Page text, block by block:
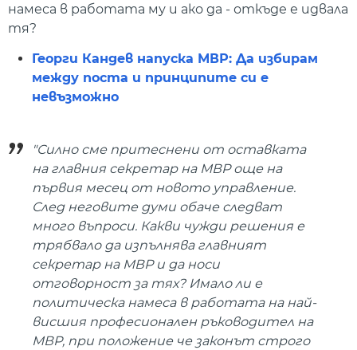
намеса в работата му и ако да - откъде е идвала
тя?
Георги Кандев напуска МВР: Да избирам
между поста и принципите си е
невъзможно
"Силно сме притеснени от оставката
на главния секретар на МВР още на
първия месец от новото управление.
След неговите думи обаче следват
много въпроси. Какви чужди решения е
трябвало да изпълнява главният
секретар на МВР и да носи
отговорност за тях? Имало ли е
политическа намеса в работата на най-
висшия професионален ръководител на
МВР, при положение че законът строго